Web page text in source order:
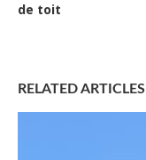
de toit
RELATED ARTICLES